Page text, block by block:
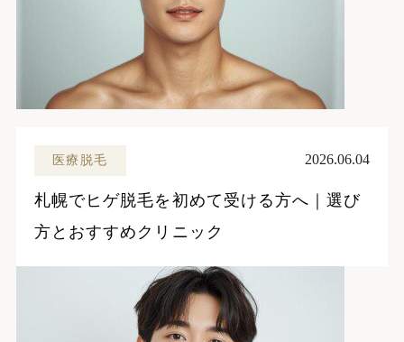
医療脱毛 2026.06.04
札幌でヒゲ脱毛を初めて受ける方へ｜選び
方とおすすめクリニック